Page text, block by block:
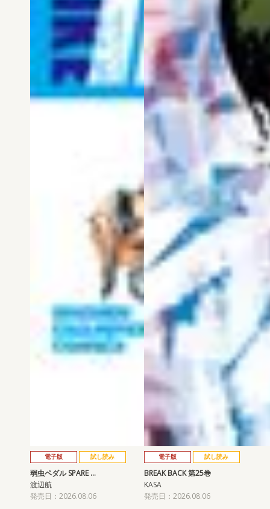
電子版 試し読み
弱虫ペダル SPARE …
渡辺航
発売日：2026.08.06
電子版 試し読み
BREAK BACK 第25巻
KASA
発売日：2026.08.06